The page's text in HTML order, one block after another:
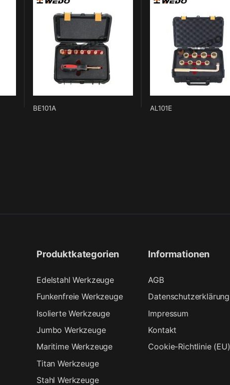
BE101A AL101E
Produktkategorien
Edelstahl Werkzeuge
Funkenfreie Werkzeuge
Isolierte Werkzeuge
Jumbo Werkzeuge
Maritime Werkzeuge
Titan Werkzeuge
Stahl Werkzeuge
Informationen
AGB
Datenschutzerklärung
Impressum
Kontakt
Cookie-Richtlinie (EU)